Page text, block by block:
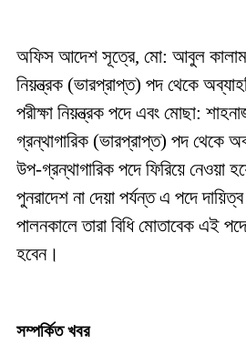
অফিস আদেশ সূত্রে, মো: আবুল কালাম
নিয়ন্ত্রক (ভারপ্রাপ্ত) পদ থেকে
পরীক্ষা নিয়ন্ত্রক পদে এবং মোছা:
গ্রন্থাগারিক (ভারপ্রাপ্ত) পদ থেকে
উপ-গ্রন্থাগারিক পদে ফিরিয়ে নেওয়া
পুনরাদেশ না দেয়া পর্যন্ত এ পদে
পালনকালে তারা বিধি মোতাবেক এই
হবেন।
সম্পর্কিত খবর